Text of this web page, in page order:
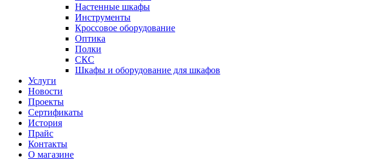
Настенные шкафы
Инструменты
Кроссовое оборудование
Оптика
Полки
СКС
Шкафы и оборудование для шкафов
Услуги
Новости
Проекты
Сертификаты
История
Прайс
Контакты
О магазине